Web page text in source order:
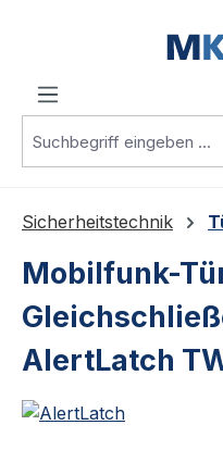
Sicherheitstechnik
Mobilfunk-
AlertLatch